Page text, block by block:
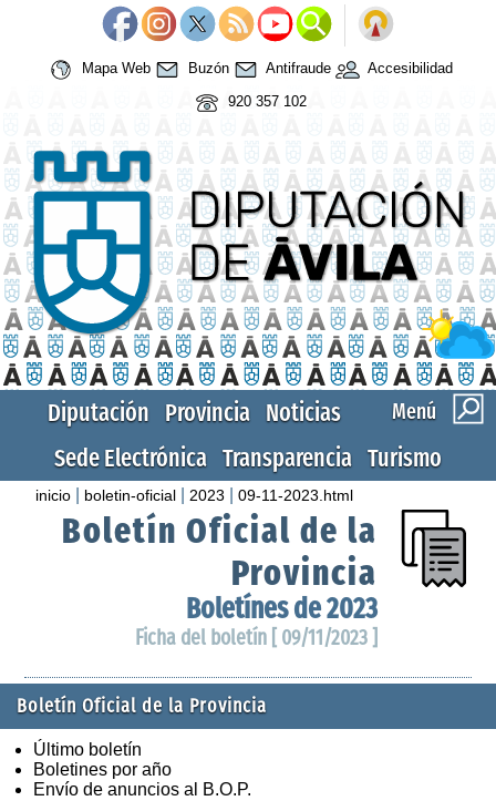
Mapa Web Buzón Antifraude
Accesibilidad
920 357 102
Menú
Diputación Provincia Noticias
Sede Electrónica Transparencia Turismo
inicio boletin-oficial 2023 |09-11-2023.html
Boletín Oficial de la
Provincia
Boletínes de 2023
Ficha del boletín [ 09/11/2023 ]
Boletín Oficial de la Provincia
Último boletín
Boletines por año
Envío de anuncios al B.O.P.